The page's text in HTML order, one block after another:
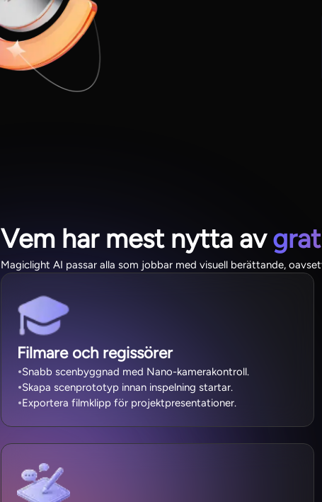
Vem har mest nytta av
Magiclight AI passar alla som jobbar med visuell berättande,
Filmare och regissörer
Snabb scenbyggnad med Nano-kamerakontroll.
Skapa scenprototyp innan inspelning startar.
Exportera filmklipp för projektpresentationer.